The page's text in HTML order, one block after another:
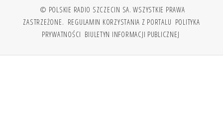
© POLSKIE RADIO SZCZECIN SA. WSZYSTKIE PRAWA
ZASTRZEŻONE. REGULAMIN KORZYSTANIA Z PORTALU POLITYKA
PRYWATNOŚCI BIULETYN INFORMACJI PUBLICZNEJ